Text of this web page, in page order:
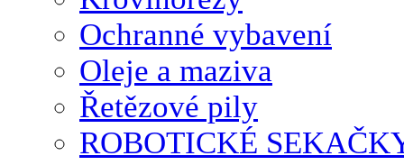
Ochranné vybavení
Oleje a maziva
Řetězové pily
ROBOTICKÉ